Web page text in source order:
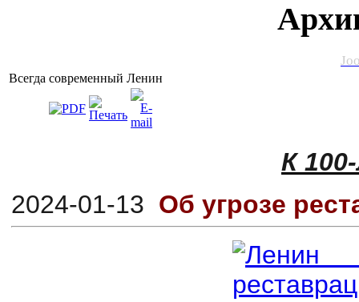
Всегда современный Ленин
К
2024-01-13 Об угрозе